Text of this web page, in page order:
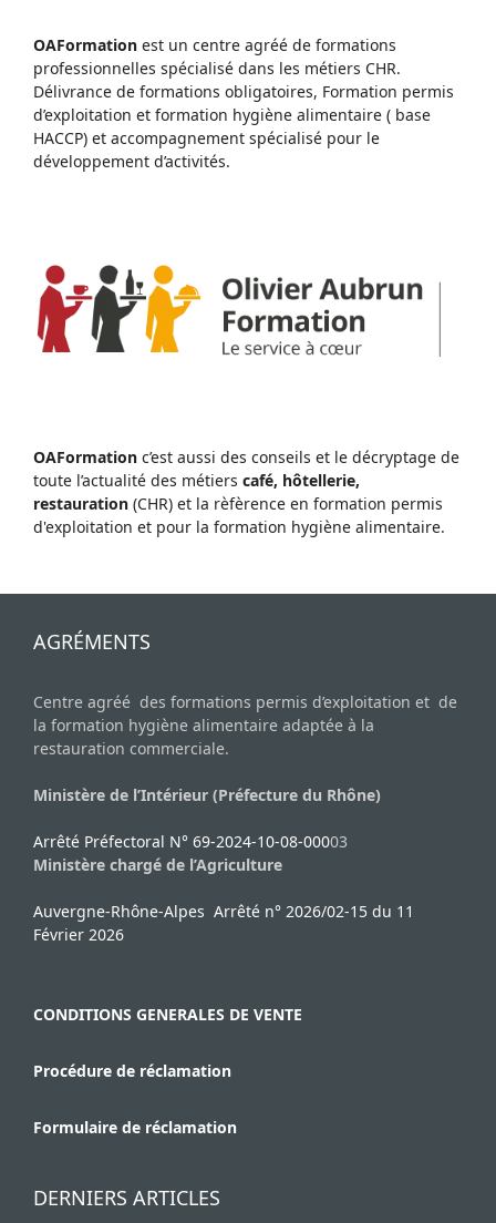
OAFormation est un centre agréé de formations
professionnelles spécialisé dans les métiers CHR.
Délivrance de formations obligatoires, Formation permis
d’exploitation et formation hygiène alimentaire ( base
HACCP) et accompagnement spécialisé pour le
développement d’activités.
OAFormation c’est aussi des conseils et le décryptage de
toute l’actualité des métiers café, hôtellerie,
restauration (CHR) et la rèfèrence en formation permis
d'exploitation et pour la formation hygiène alimentaire.
AGRÉMENTS
Centre agréé des formations permis d’exploitation et de
la formation hygiène alimentaire adaptée à la
restauration commerciale.
Ministère de l’Intérieur (Préfecture du Rhône)
Arrêté Préfectoral N° 69-2024-10-08-00003
Ministère chargé de l’Agriculture
Auvergne-Rhône-Alpes Arrêté n° 2026/02-15 du 11
Février 2026
CONDITIONS GENERALES DE VENTE
Procédure de réclamation
Formulaire de réclamation
DERNIERS ARTICLES